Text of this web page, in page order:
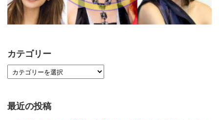
カテゴリー
最近の投稿